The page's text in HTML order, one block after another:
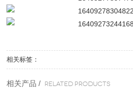
相关标签：
相关产品 / Related products